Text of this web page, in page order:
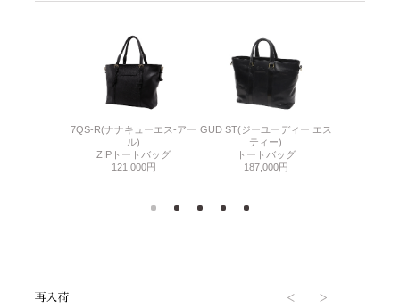
7QS-R(ナナキューエス-アー
ル)
ZIPトートバッグ
121,000円
GUD ST(ジーユーディー エス
ティー)
トートバッグ
187,000円